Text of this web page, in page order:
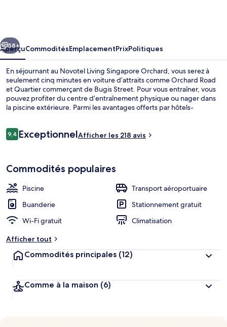
Orchard
Suivant
58+
AperçuCommoditésEmplacementPrixPolitiques
En séjournant au Novotel Living Singapore Orchard, vous serez à
seulement cinq minutes en voiture d’attraits comme Orchard Road
et Quartier commerçant de Bugis Street. Pour vous entraîner, vous
pouvez profiter du centre d’entraînement physique ou nager dans
la piscine extérieure. Parmi les avantages offerts par hôtels-
commun se trouve à quelques minutes de marche : Station Orchard
Avis
9,49,4 sur 10 –
ExceptionnelAfficher les 218 avis
Commodités populaires
Piscine
Transport aéroportuaire
Buanderie
Stationnement gratuit
Wi-Fi gratuit
Climatisation
Afficher tout
Commodités principales (12)
Comme à la maison (6)